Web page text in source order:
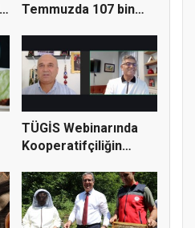
Temmuzda 107 bin
TÜGİS Webinarında
Kooperatifçiliğin